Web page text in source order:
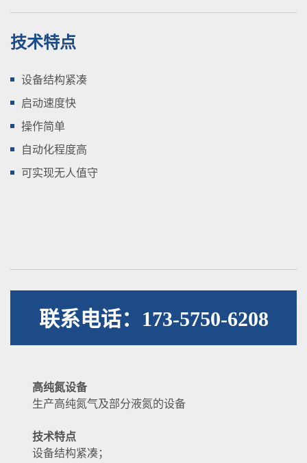
技术特点
设备结构紧凑
启动速度快
操作简单
自动化程度高
可实现无人值守
联系电话：173-5750-6208
高纯氮设备
生产高纯氮气及部分液氮的设备
技术特点
设备结构紧凑；